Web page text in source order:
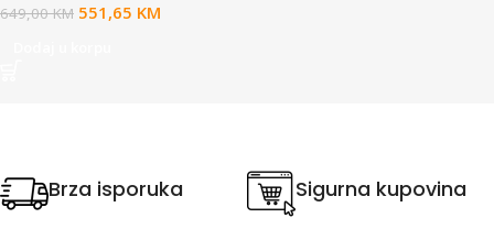
649,00KM 551,65 KM
Brza isporuka Sigurna kupovina